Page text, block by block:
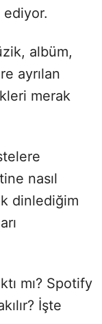
ediyor.
albüm,
ayrılan
merak
nasıl
dinlediğim
mı? Spotify
İşte